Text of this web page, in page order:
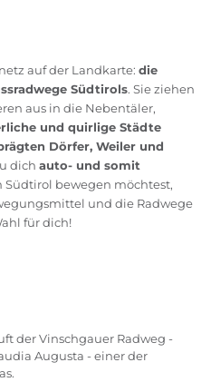
auf der Landkarte: die
Südtirols. Sie ziehen
aus in die Nebentäler,
und quirlige Städte
Dörfer, Weiler und
dich auto- und somit
Südtirol bewegen möchtest,
und die Radwege
für dich!
der Vinschgauer Radweg -
Augusta - einer der